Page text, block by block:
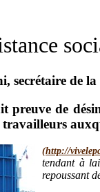
secrétaire de
preuve de
tendant à
repoussant